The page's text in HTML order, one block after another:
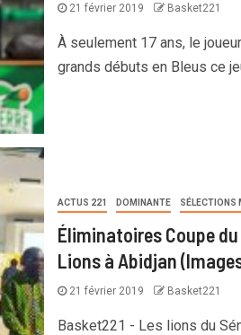
21 février 2019 Basket221
À seulement 17 ans, le
grands débuts en Bleus ce
ACTUS 221 DOMINANTE SÉLECTIONS
Éliminatoires Coupe
Lions à Abidjan
21 février 2019 Basket221
Basket221 - Les lions du